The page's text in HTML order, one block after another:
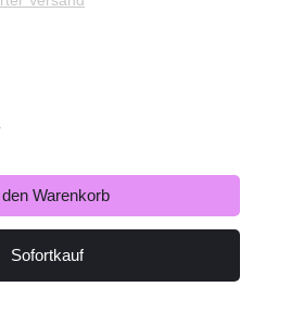
den Warenkorb
Sofortkauf